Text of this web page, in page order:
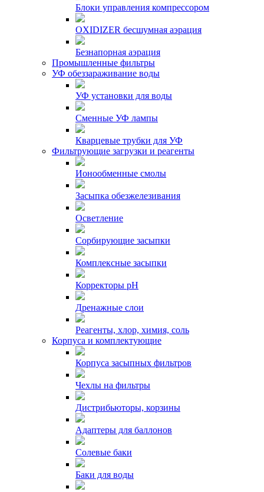
Блоки управления компрессором
OXIDIZER бесшумная аэрация
Безнапорная аэрация
Промышленные фильтры
УФ обеззараживание воды
УФ установки для воды
Сменные УФ лампы
Кварцевые трубки для УФ
Фильтрующие загрузки и реагенты
Ионообменные смолы
Засыпка обезжелезивания
Осветление
Сорбирующие засыпки
Комплексные засыпки
Корректоры pH
Дренажные слои
Реагенты, хлор, химия, соль
Корпуса и комплектующие
Корпуса засыпных фильтров
Чехлы на фильтры
Дистрибьюторы, корзины
Адаптеры для баллонов
Солевые баки
Баки для воды